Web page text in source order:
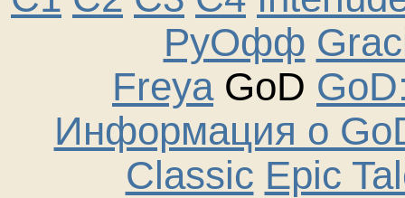
РуОфф
FreyaGoD
Информация о
Classic Epic